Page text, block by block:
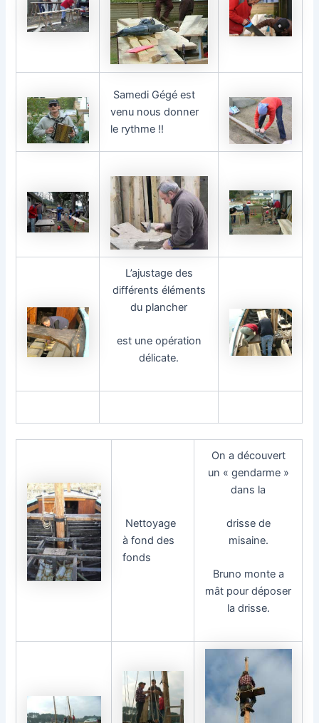
Samedi Gégé est
venu nous donner
le rythme !!
L’ajustage des
différents éléments
du plancher
est une opération
délicate.
Nettoyage
à fond des
fonds
On a découvert
un « gendarme »
dans la
drisse de
misaine.
Bruno monte a
mât pour déposer
la drisse.